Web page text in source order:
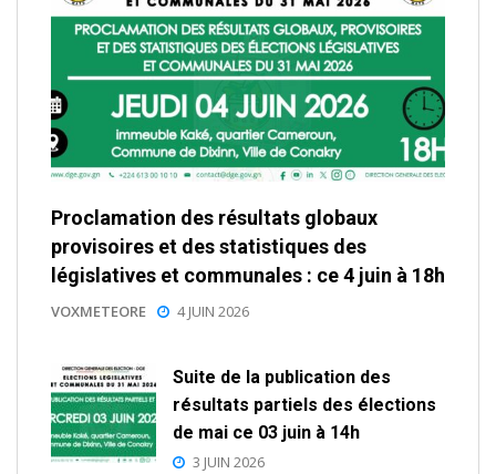
Proclamation des résultats globaux
provisoires et des statistiques des
législatives et communales : ce 4 juin à 18h
VOXMETEORE 4 JUIN 2026
Suite de la publication des
résultats partiels des élections
de mai ce 03 juin à 14h
3 JUIN 2026